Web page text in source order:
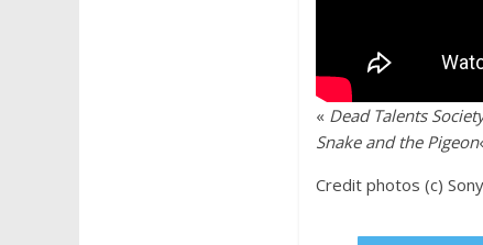
« Dead Talents
Snake and the Pigeon
Credit photos (c)